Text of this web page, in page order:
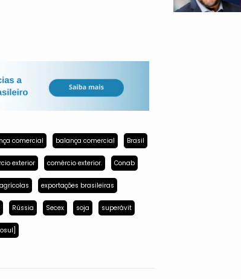
comercial balança comercial Brasil
exterior comércio exterior. Conab
exportações brasileiras
Rússia Secex soja superávit